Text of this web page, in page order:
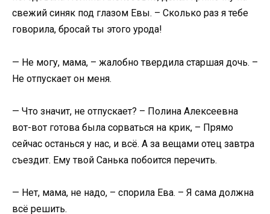
свежий синяк под глазом Евы. – Сколько раз я тебе
говорила, бросай ты этого урода!
— Не могу, мама, – жалобно твердила старшая дочь. –
Не отпускает он меня.
— Что значит, не отпускает? – Полина Алексеевна
вот-вот готова была сорваться на крик, – Прямо
сейчас останься у нас, и всё. А за вещами отец завтра
съездит. Ему твой Санька побоится перечить.
— Нет, мама, не надо, – спорила Ева. – Я сама должна
всё решить.